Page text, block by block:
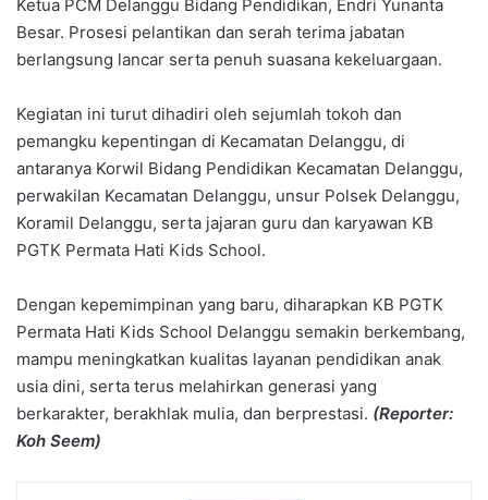
Ketua PCM Delanggu Bidang Pendidikan, Endri Yunanta
Besar. Prosesi pelantikan dan serah terima jabatan
berlangsung lancar serta penuh suasana kekeluargaan.
Kegiatan ini turut dihadiri oleh sejumlah tokoh dan
pemangku kepentingan di Kecamatan Delanggu, di
antaranya Korwil Bidang Pendidikan Kecamatan Delanggu,
perwakilan Kecamatan Delanggu, unsur Polsek Delanggu,
Koramil Delanggu, serta jajaran guru dan karyawan KB
PGTK Permata Hati Kids School.
Dengan kepemimpinan yang baru, diharapkan KB PGTK
Permata Hati Kids School Delanggu semakin berkembang,
mampu meningkatkan kualitas layanan pendidikan anak
usia dini, serta terus melahirkan generasi yang
berkarakter, berakhlak mulia, dan berprestasi. (Reporter:
Koh Seem)